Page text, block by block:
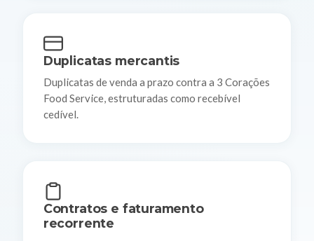
Duplicatas mercantis
Duplicatas de venda a prazo contra a 3 Corações
Food Service, estruturadas como recebível
cedível.
Contratos e faturamento
recorrente